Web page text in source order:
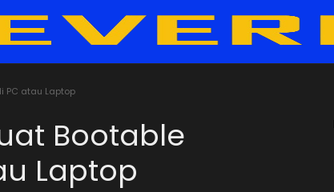
PC atau Laptop
Bootable
Laptop